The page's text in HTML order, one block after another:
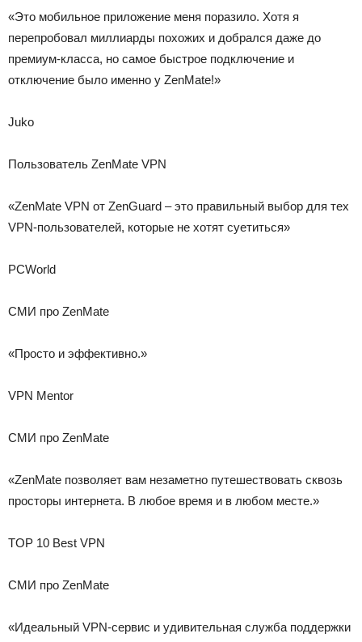
«Это мобильное приложение меня поразило. Хотя я
перепробовал миллиарды похожих и добрался даже до
премиум-класса, но самое быстрое подключение и
отключение было именно у ZenMate!»
Juko
Пользователь ZenMate VPN
«ZenMate VPN от ZenGuard – это правильный выбор для тех
VPN-пользователей, которые не хотят суетиться»
PCWorld
СМИ про ZenMate
«Просто и эффективно.»
VPN Mentor
СМИ про ZenMate
«ZenMate позволяет вам незаметно путешествовать сквозь
просторы интернета. В любое время и в любом месте.»
TOP 10 Best VPN
СМИ про ZenMate
«Идеальный VPN-сервис и удивительная служба поддержки